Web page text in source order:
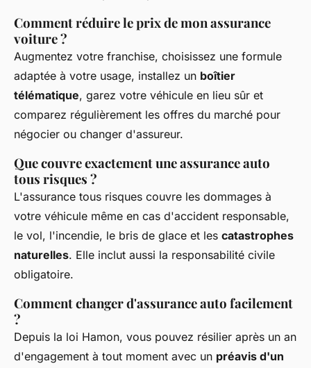
Comment réduire le prix de mon assurance
voiture ?
Augmentez votre franchise, choisissez une formule
adaptée à votre usage, installez un boîtier
télématique, garez votre véhicule en lieu sûr et
comparez régulièrement les offres du marché pour
négocier ou changer d'assureur.
Que couvre exactement une assurance auto
tous risques ?
L'assurance tous risques couvre les dommages à
votre véhicule même en cas d'accident responsable,
le vol, l'incendie, le bris de glace et les catastrophes
naturelles. Elle inclut aussi la responsabilité civile
obligatoire.
Comment changer d'assurance auto facilement
?
Depuis la loi Hamon, vous pouvez résilier après un an
d'engagement à tout moment avec un préavis d'un